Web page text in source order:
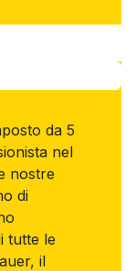
da 5
nel
nostre
di
tutte le
il